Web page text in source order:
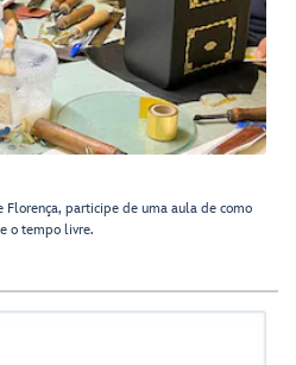
Florença, participe de uma aula de como
o tempo livre.